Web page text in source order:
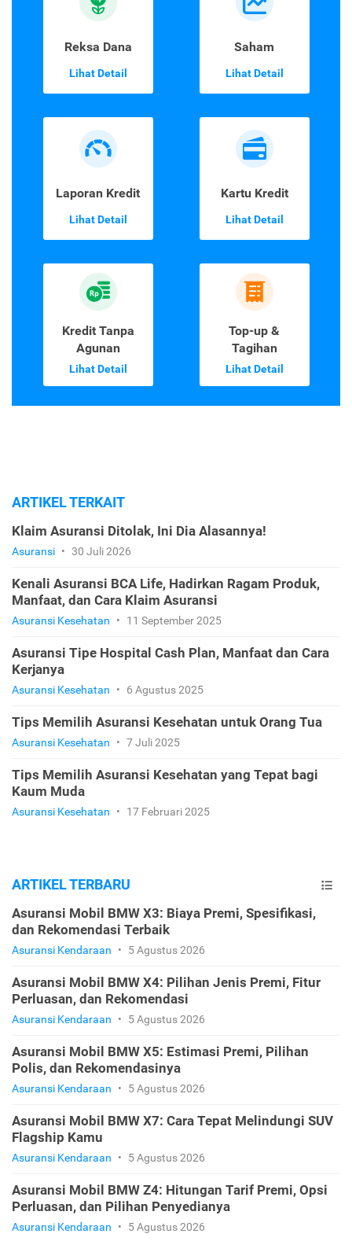
Reksa Dana
Lihat Detail
Saham
Lihat Detail
Laporan Kredit
Lihat Detail
Kartu Kredit
Lihat Detail
Kredit Tanpa
Agunan
Lihat Detail
Top-up &
Tagihan
Lihat Detail
ARTIKEL TERKAIT
Klaim Asuransi Ditolak, Ini Dia Alasannya!
Asuransi • 30 Juli 2026
Kenali Asuransi BCA Life, Hadirkan Ragam Produk,
Manfaat, dan Cara Klaim Asuransi
Asuransi Kesehatan • 11 September 2025
Asuransi Tipe Hospital Cash Plan, Manfaat dan Cara
Kerjanya
Asuransi Kesehatan • 6 Agustus 2025
Tips Memilih Asuransi Kesehatan untuk Orang Tua
Asuransi Kesehatan • 7 Juli 2025
Tips Memilih Asuransi Kesehatan yang Tepat bagi
Kaum Muda
Asuransi Kesehatan • 17 Februari 2025
ARTIKEL TERBARU
Asuransi Mobil BMW X3: Biaya Premi, Spesifikasi,
dan Rekomendasi Terbaik
Asuransi Kendaraan • 5 Agustus 2026
Asuransi Mobil BMW X4: Pilihan Jenis Premi, Fitur
Perluasan, dan Rekomendasi
Asuransi Kendaraan • 5 Agustus 2026
Asuransi Mobil BMW X5: Estimasi Premi, Pilihan
Polis, dan Rekomendasinya
Asuransi Kendaraan • 5 Agustus 2026
Asuransi Mobil BMW X7: Cara Tepat Melindungi SUV
Flagship Kamu
Asuransi Kendaraan • 5 Agustus 2026
Asuransi Mobil BMW Z4: Hitungan Tarif Premi, Opsi
Perluasan, dan Pilihan Penyedianya
Asuransi Kendaraan • 5 Agustus 2026